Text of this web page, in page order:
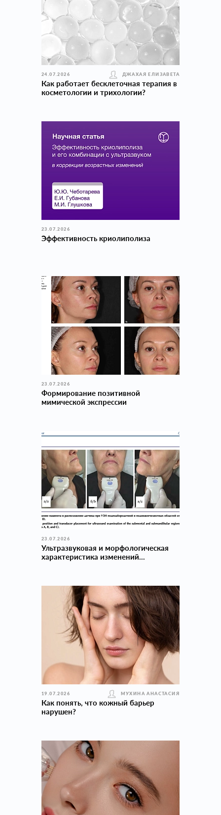
24.07.2026 ДЖАХАЯ ЕЛИЗАВЕТА
Как работает бесклеточная терапия в
косметологии и трихологии?
23.07.2026
Эффективность криолиполиза
23.07.2026
Формирование позитивной
мимической экспрессии
23.07.2026
Ультразвуковая и морфологическая
характеристика изменений...
19.07.2026 МУХИНА АНАСТАСИЯ
Как понять, что кожный барьер
нарушен?